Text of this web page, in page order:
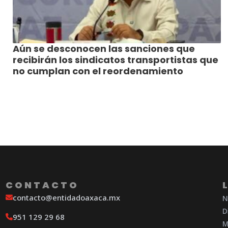
Aún se desconocen las sanciones que
recibirán los sindicatos transportistas que
no cumplan con el reordenamiento
CONTACTO
contacto@entidadoaxaca.mx
951 129 29 68